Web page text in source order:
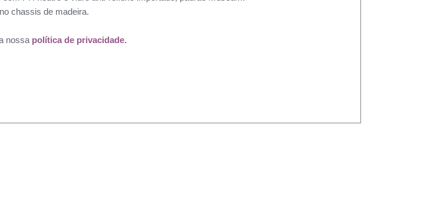
chassis de madeira.
nossa política de privacidade.